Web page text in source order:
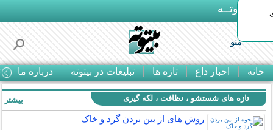
بـیتوتــه
منو
خانه اخبار داغ تازه ها تبلیغات در بیتوته درباره ما
تازه های شستشو ، نظافت ، لکه گیری
روش های از بين بردن گرد و خاک
بیشتر